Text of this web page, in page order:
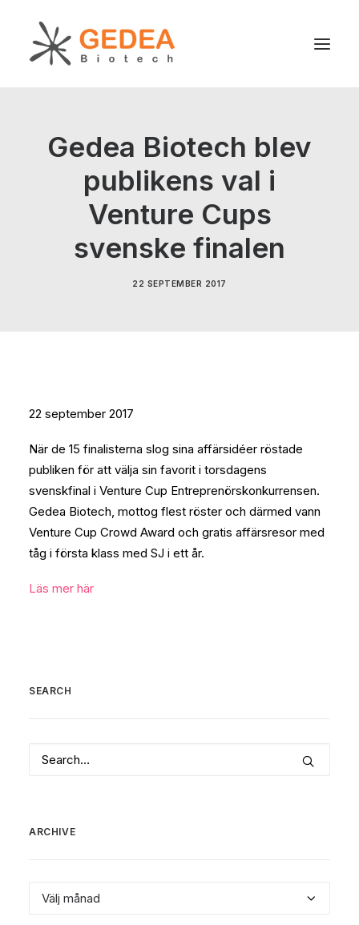
Hållbarhet
För patienter
Gedea Biotech blev
publikens val i
Venture Cups
svenske finalen
22 SEPTEMBER 2017
22 september 2017
När de 15 finalisterna slog sina affärsidéer röstade
publiken för att välja sin favorit i torsdagens
svenskfinal i Venture Cup Entreprenörskonkurrensen.
Gedea Biotech, mottog flest röster och därmed vann
Venture Cup Crowd Award och gratis affärsresor med
tåg i första klass med SJ i ett år.
Läs mer här
SEARCH
ARCHIVE
Archive